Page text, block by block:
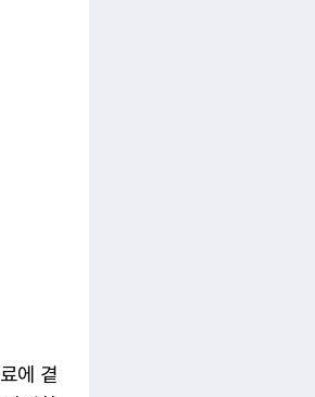
에 곁